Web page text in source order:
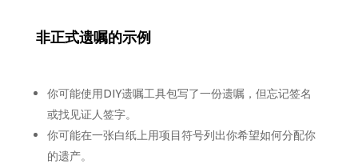
非正式遗嘱的示例
你可能使用DIY遗嘱工具包写了一份遗嘱，但忘记签名
或找见证人签字。
你可能在一张白纸上用项目符号列出你希望如何分配你
的遗产。